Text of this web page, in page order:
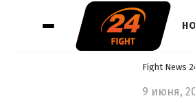
Fight News
9 июня,